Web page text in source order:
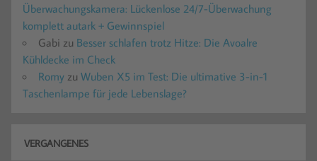
Überwachungskamera: Lückenlose 24/7-Überwachung
komplett autark + Gewinnspiel
Gabi zu Besser schlafen trotz Hitze: Die Avoalre
Kühldecke im Check
Romy zu Wuben X5 im Test: Die ultimative 3-in-1
Taschenlampe für jede Lebenslage?
VERGANGENES